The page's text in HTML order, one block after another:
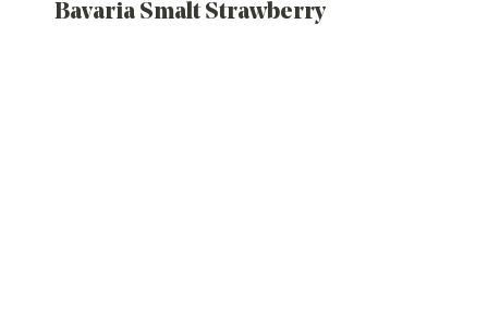
Bavaria Smalt Strawberry